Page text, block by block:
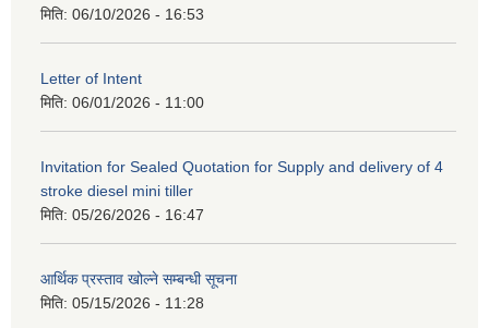
मिति: 06/10/2026 - 16:53
Letter of Intent
मिति: 06/01/2026 - 11:00
Invitation for Sealed Quotation for Supply and delivery of 4
stroke diesel mini tiller
मिति: 05/26/2026 - 16:47
आर्थिक प्रस्ताव खोल्ने सम्बन्धी सूचना
मिति: 05/15/2026 - 11:28